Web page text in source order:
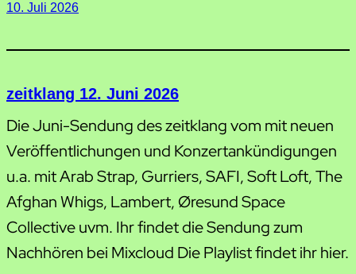
10. Juli 2026
zeitklang 12. Juni 2026
Die Juni-Sendung des zeitklang vom mit neuen
Veröffentlichungen und Konzertankündigungen
u.a. mit Arab Strap, Gurriers, SAFI, Soft Loft, The
Afghan Whigs, Lambert, Øresund Space
Collective uvm. Ihr findet die Sendung zum
Nachhören bei Mixcloud Die Playlist findet ihr hier.